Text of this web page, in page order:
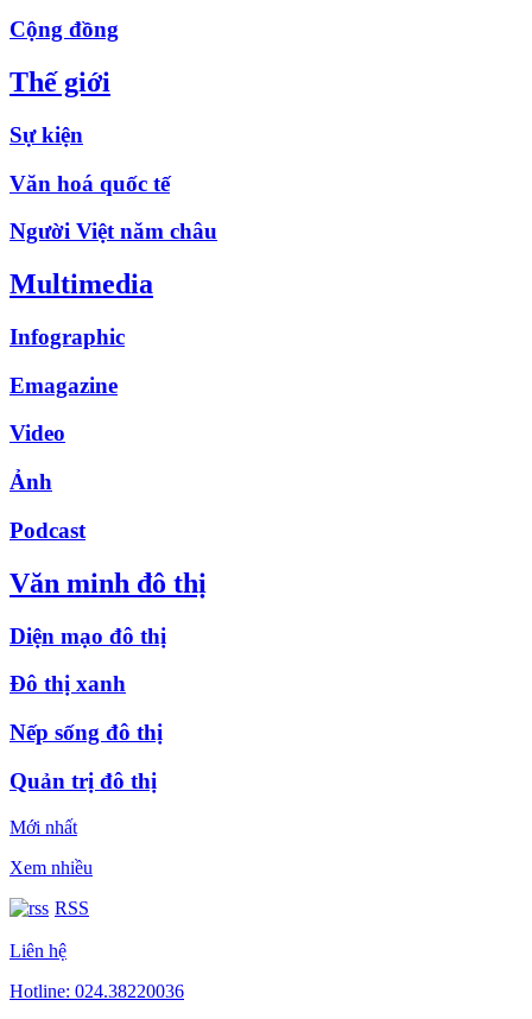
Cộng đồng
Thế giới
Sự kiện
Văn hoá quốc tế
Người Việt năm châu
Multimedia
Infographic
Emagazine
Video
Ảnh
Podcast
Văn minh đô thị
Diện mạo đô thị
Đô thị xanh
Nếp sống đô thị
Quản trị đô thị
Mới nhất
Xem nhiều
RSS
Liên hệ
Hotline: 024.38220036